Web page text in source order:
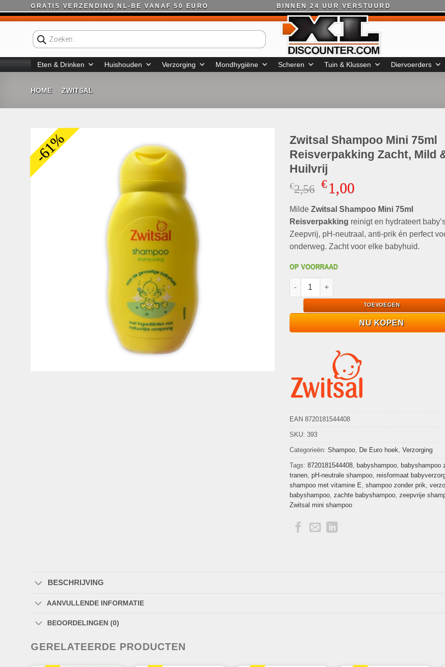
naar
GRATIS VERZENDING NL-BE VANAF 50 EURO BINNEN 24 UUR VERSTUURD
Producten
zoeken
Eten & Drinken Huishouden Verzorging Mondhygiëne Scheren Tuin & Klussen Diervoerders
HOME - ZWITSAL
-61%
Zwitsal Shampoo Mini 75ml
Reisverpakking Zacht, Mild
Huilvrij
€2,56 Oorspronkelijke
prijs
was:
€2,56.
€1,00Huidige
is:
€1,00.
Milde Zwitsal Shampoo Mini 75ml
Reisverpakking reinigt en hydrateert
Zeepvrij, pH-neutraal, anti-prik én perfect
onderweg. Zacht voor elke babyhuid.
OP VOORRAAD
Zwitsal Shampoo Mini 75ml Reisverpakking
TOEVOEGEN
NU KOPEN
EAN 8720181544408
SKU: 393
Categorieën: Shampoo, De Euro hoek, Verzorging
Tags: 8720181544408, babyshampoo, babyshampoo
tranen, pH-neutrale shampoo, reisformaat
shampoo met vitamine E, shampoo zonder prik,
babyshampoo, zachte babyshampoo, zeepvrije
Zwitsal mini shampoo
BESCHRIJVING
AANVULLENDE INFORMATIE
BEOORDELINGEN (0)
GERELATEERDE PRODUCTEN